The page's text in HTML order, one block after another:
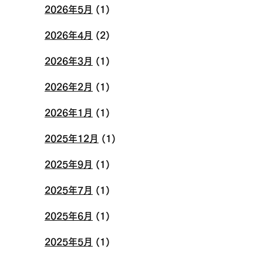
2026年5月 (1)
2026年4月 (2)
2026年3月 (1)
2026年2月 (1)
2026年1月 (1)
2025年12月 (1)
2025年9月 (1)
2025年7月 (1)
2025年6月 (1)
2025年5月 (1)